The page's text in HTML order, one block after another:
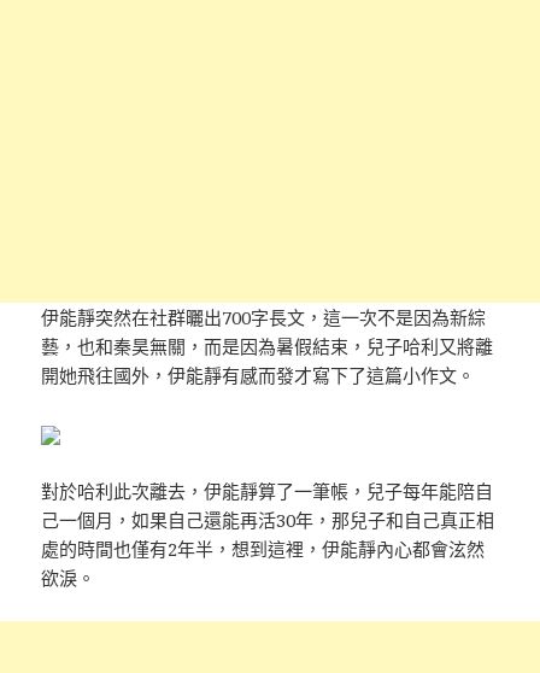
伊能靜突然在社群曬出700字長文，這一次不是因為新綜
藝，也和秦昊無關，而是因為暑假結束，兒子哈利又將離
開她飛往國外，伊能靜有感而發才寫下了這篇小作文。
對於哈利此次離去，伊能靜算了一筆帳，兒子每年能陪自
己一個月，如果自己還能再活30年，那兒子和自己真正相
處的時間也僅有2年半，想到這裡，伊能靜內心都會泫然
欲淚。